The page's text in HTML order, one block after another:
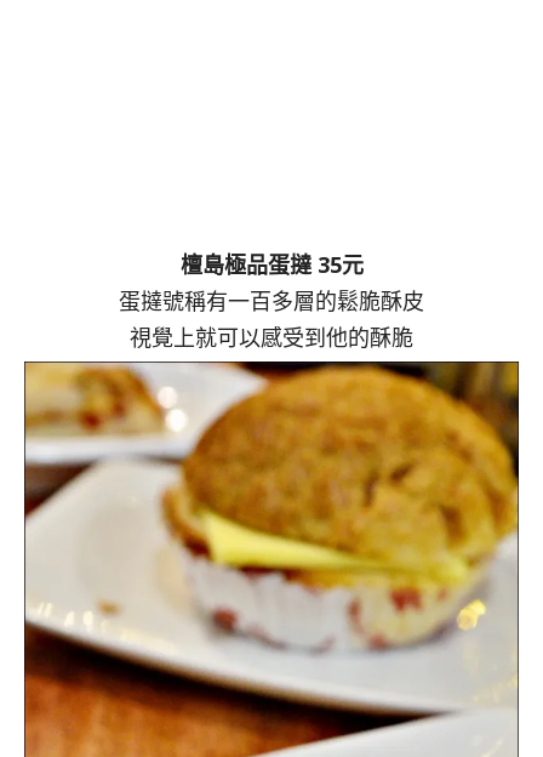
檀島極品蛋撻 35元
蛋撻號稱有一百多層的鬆脆酥皮
視覺上就可以感受到他的酥脆